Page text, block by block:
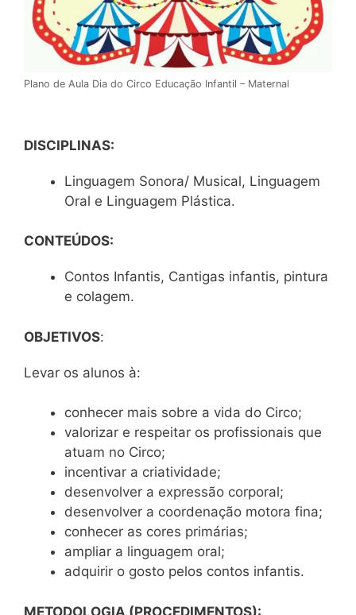
Plano de Aula Dia do Circo Educação Infantil – Maternal
DISCIPLINAS:
Linguagem Sonora/ Musical, Linguagem
Oral e Linguagem Plástica.
CONTEÚDOS:
Contos Infantis, Cantigas infantis, pintura
e colagem.
OBJETIVOS:
Levar os alunos à:
conhecer mais sobre a vida do Circo;
valorizar e respeitar os profissionais que
atuam no Circo;
incentivar a criatividade;
desenvolver a expressão corporal;
desenvolver a coordenação motora fina;
conhecer as cores primárias;
ampliar a linguagem oral;
adquirir o gosto pelos contos infantis.
METODOLOGIA (PROCEDIMENTOS):